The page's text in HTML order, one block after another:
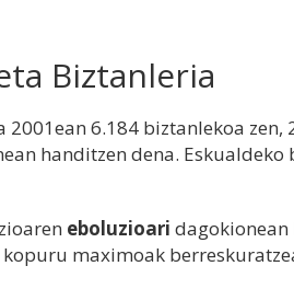
Biztanleria
6.184 biztanlekoa
handitzen dena.
eboluzioari dagokionean
maximoak